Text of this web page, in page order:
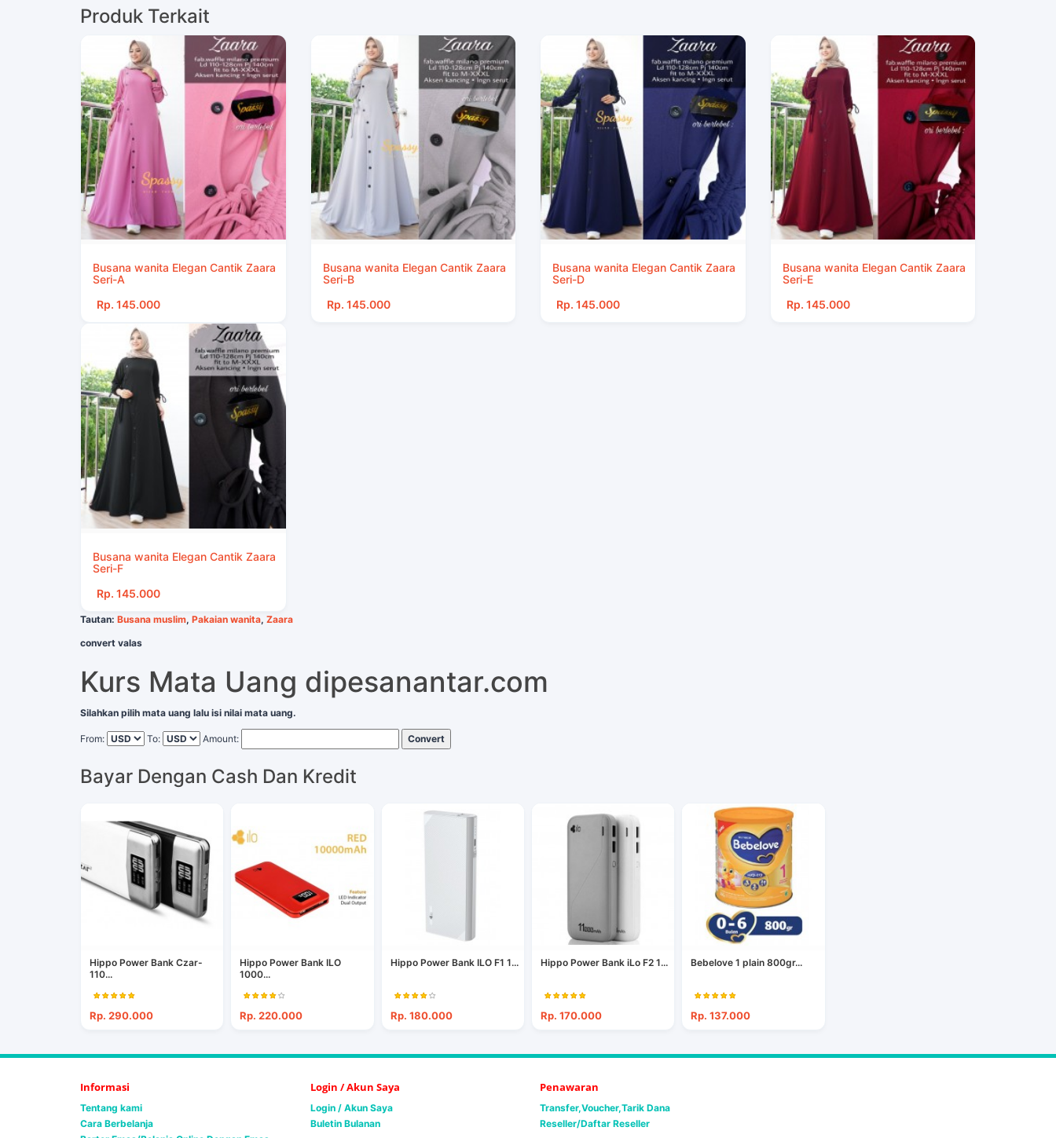
Produk Terkait
Busana wanita Elegan Cantik Zaara
Seri-A
Rp. 145.000
Busana wanita Elegan Cantik Zaara
Seri-B
Rp. 145.000
Busana wanita Elegan Cantik Zaara
Seri-D
Rp. 145.000
Busana wanita Elegan Cantik Zaara
Seri-E
Rp. 145.000
Busana wanita Elegan Cantik Zaara
Seri-F
Rp. 145.000
Tautan: Busana muslim, Pakaian wanita, Zaara
convert valas
Kurs Mata Uang dipesanantar.com
Silahkan pilih mata uang lalu isi nilai mata uang.
From: To: Amount: Convert
Bayar Dengan Cash Dan Kredit
Hippo Power Bank Czar-
110...
Rp. 290.000
Hippo Power Bank ILO
1000...
Rp. 220.000
Hippo Power Bank ILO F1 1...
Rp. 180.000
Hippo Power Bank iLo F2 1...
Rp. 170.000
Bebelove 1 plain 800gr...
Rp. 137.000
Informasi
Tentang kami
Cara Berbelanja
Login / Akun Saya
Login / Akun Saya
Buletin Bulanan
Penawaran
Transfer,Voucher,Tarik Dana
Reseller/Daftar Reseller